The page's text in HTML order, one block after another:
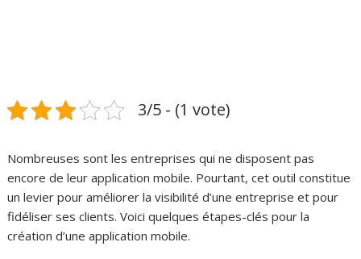
3/5 - (1 vote)
Nombreuses sont les entreprises qui ne disposent pas
encore de leur application mobile. Pourtant, cet outil constitue
un levier pour améliorer la visibilité d’une entreprise et pour
fidéliser ses clients. Voici quelques étapes-clés pour la
création d’une application mobile.